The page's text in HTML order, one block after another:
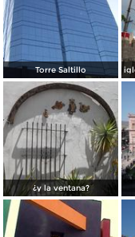
Torre Saltillo
¿y la ventana?